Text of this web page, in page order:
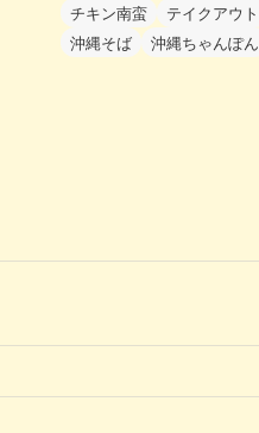
チキン南蛮
テイクアウト
沖縄そば
沖縄ちゃんぽん